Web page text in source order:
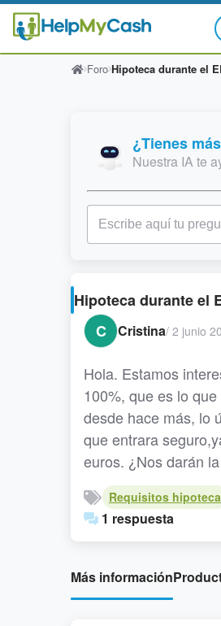
Foro Hipoteca durante el
¿Tienes
Nuestra IA te
Hipoteca durante el
C Cristina/ 2 junio
Hola. Estamos
100%, que es lo
desde hace más, lo
que entrara
euros. ¿Nos darán
Requisitos hipoteca
1 respuesta
Más información